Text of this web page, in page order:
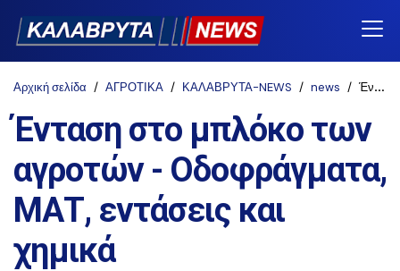
Αρχική σελίδα ΑΓΡΟΤΙΚΑ ΚΑΛΑΒΡΥΤΑ-NEWS news Ένταση στο μπλόκο των αγροτών - Οδοφράγματα, ΜΑΤ, εντάσεις και χημικά
Ένταση στο μπλόκο των
αγροτών - Οδοφράγματα,
ΜΑΤ, εντάσεις και
χημικά